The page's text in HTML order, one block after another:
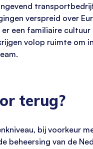
verspreid over
een familiaire
volop ruimte
terug?
bij voorkeur
beheersing van de